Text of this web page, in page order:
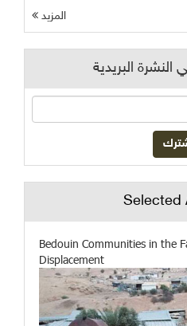
المزيد
البريدية
Selected
Bedouin Communities in the
Displacement